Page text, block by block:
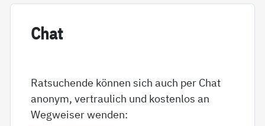
Chat
Ratsuchende können sich auch per Chat
anonym, vertraulich und kostenlos an
Wegweiser wenden: